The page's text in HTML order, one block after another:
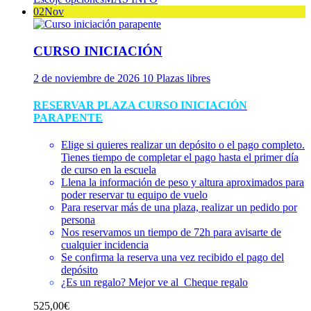
se
pueden
elegir
en
la
de
02Nov
CURSO INICIACIÓN
2 de noviembre de 2026 10 Plazas libres
RESERVAR PLAZA CURSO INICIACIÓN
PARAPENTE
Elige si quieres realizar un depósito o el pago completo.
Tienes tiempo de completar el pago hasta el primer día
de curso en la escuela
Llena la información de peso y altura aproximados para
poder reservar tu equipo de vuelo
Para reservar más de una plaza, realizar un pedido por
persona
Nos reservamos un tiempo de 72h para avisarte de
cualquier incidencia
Se confirma la reserva una vez recibido el pago del
depósito
¿Es un regalo? Mejor ve al Cheque regalo
525,00€